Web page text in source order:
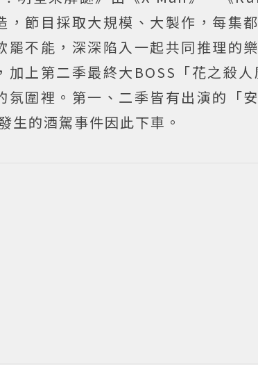
，節目採取大規模、大製作，每集
罷不能，深深陷入一起共同推理的
加上第二季最終大BOSS「花之殺人
氛圍裡。第一、二季皆有出演的「
生的酒駕事件因此下車。